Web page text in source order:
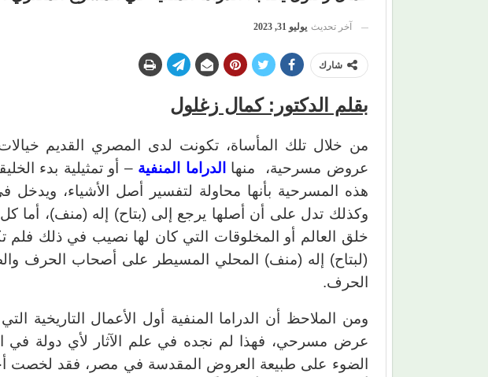
آخر تحديث يوليو 31, 2023
شارك
بقلم الدكتور: كمال زغلول
من خلال تلك المأساة، تكونت لدى المصري القديم
عروض مسرحية، منها
الدراما المنفية – أو تمثيلية بدء
هذه المسرحية بأنها محاولة لتفسير أصل الأشياء، ويدخل
وكذلك تدل على أن أصلها يرجع إلى (بتاح) إله (منف)، أما
خلق العالم أو المخلوقات التي كان لها نصيب في ذلك فلم
(لبتاح) إله (منف) المحلي المسيطر على أصحاب الحرف
الحرف.
ومن الملاحظ أن الدراما المنفية أول الأعمال التاريخية
عرض مسرحي، فهذا لم نجده في علم الآثار لأي دولة في
الضوء على طبيعة العروض المقدسة في مصر، فقد لخصت